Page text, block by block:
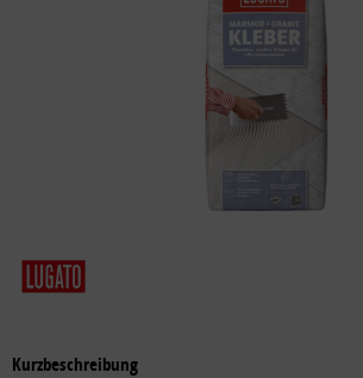
Kurzbeschreibung